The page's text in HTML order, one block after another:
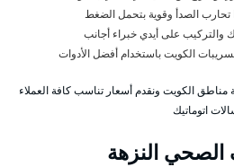
الصدأ وقوية بتحمل الضغط
على أيدي خبراء أجانب
الكويت باستخدام أفضل الأدوات
مناطق الكويت ونقدم أسعار تناسب كافة العملاء
اتوماتيك
النزهة